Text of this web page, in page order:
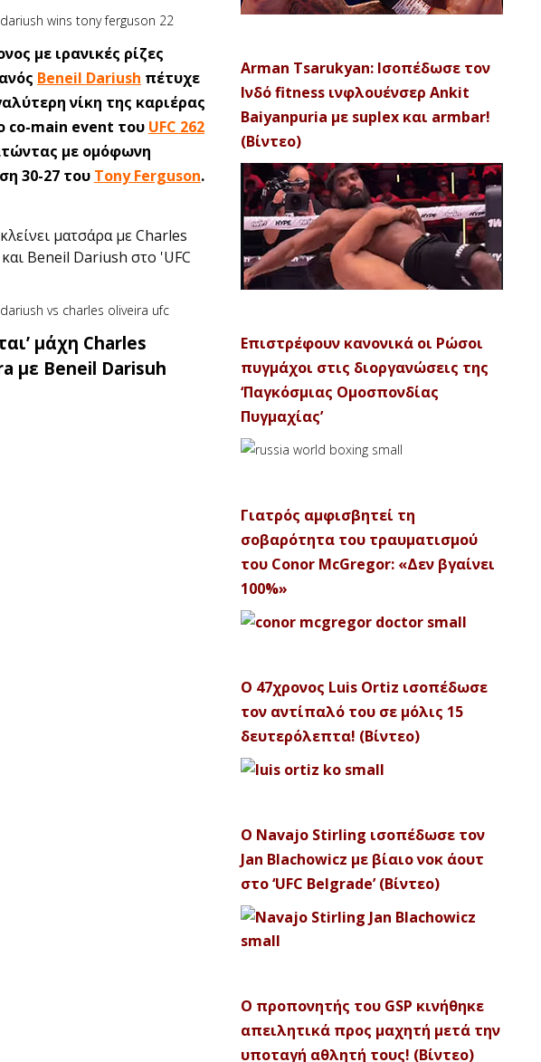
με ιρανικές ρίζες
Beneil Dariush πέτυχε
νίκη της καριέρας
co-main event του UFC 262
με ομόφωνη
30-27 του Tony Ferguson.
ματσάρα με Charles
Beneil Dariush στο 'UFC
μάχη Charles
με Beneil Darisuh
Arman Tsarukyan: Ισοπέδωσε τον
Ινδό fitness ινφλουένσερ Ankit
Baiyanpuria με suplex και armbar!
(Βίντεο)
Επιστρέφουν κανονικά οι Ρώσοι
πυγμάχοι στις διοργανώσεις της
‘Παγκόσμιας Ομοσπονδίας
Πυγμαχίας’
Γιατρός αμφισβητεί τη
σοβαρότητα του τραυματισμού
του Conor McGregor: «Δεν βγαίνει
100%»
Ο 47χρονος Luis Ortiz ισοπέδωσε
τον αντίπαλό του σε μόλις 15
δευτερόλεπτα! (Βίντεο)
Ο Navajo Stirling ισοπέδωσε τον
Jan Blachowicz με βίαιο νοκ άουτ
στο ‘UFC Belgrade’ (Βίντεο)
Ο προπονητής του GSP κινήθηκε
απειλητικά προς μαχητή μετά την
υποταγή αθλητή τους! (Βίντεο)